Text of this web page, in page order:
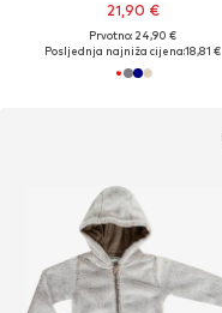
21,90 €
Prvotno: 24,90 €
Posljednja najniža cijena:18,81 €